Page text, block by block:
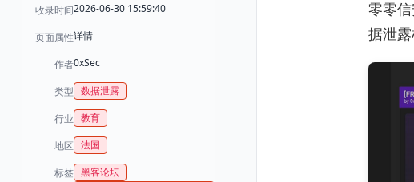
收录时间2026-06-30 15:59:40
页面属性详情
作者0xSec
类型 数据泄露
行业 教育
地区 法国
标签 黑客论坛
零零
据泄露